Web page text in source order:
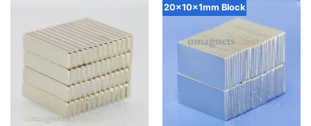
20x10x1mm Block